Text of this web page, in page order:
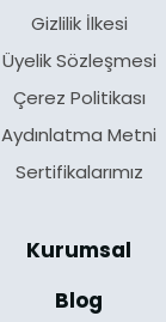
Gizlilik İlkesi
Üyelik Sözleşmesi
Çerez Politikası
Aydınlatma Metni
Sertifikalarımız
Kurumsal
Blog